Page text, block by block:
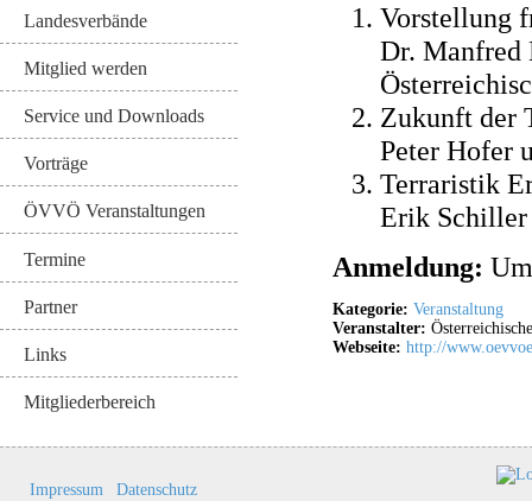
Landesverbände
Mitglied werden
Service und Downloads
Vorträge
ÖVVÖ Veranstaltungen
Termine
Partner
Links
Mitgliederbereich
Vorstellung
Dr. Manfred
Zukunft der
Peter Hofer
Terraristik
Erik Schiller
Anmeldung:
Kategorie: Veranstaltung
Veranstalter:
Webseite: http://
Impressum Datenschutz